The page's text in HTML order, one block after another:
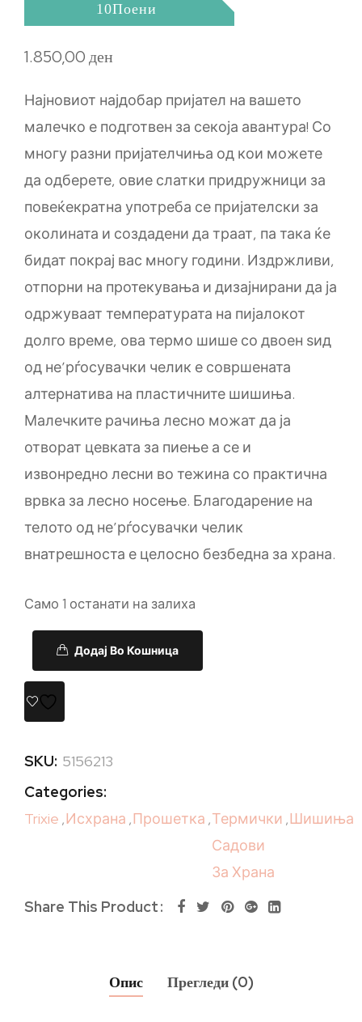
10Поени
1.850,00ден
Најновиот најдобар пријател на вашето
малечко е подготвен за секоја авантура! Со
многу разни пријателчиња од кои можете
да одберете, овие слатки придружници за
повеќекратна употреба се пријателски за
околината и создадени да траат, па така ќе
бидат покрај вас многу години. Издржливи,
отпорни на протекувања и дизајнирани да ја
одржуваат температурата на пијалокот
долго време, ова термо шише со двоен ѕид
од не’рѓосувачки челик е совршената
алтернатива на пластичните шишиња.
Малечките рачиња лесно можат да ја
отворат цевката за пиење а се и
извонредно лесни во тежина со практична
врвка за лесно носење. Благодарение на
телото од не’рѓосувачки челик
внатрешноста е целосно безбедна за храна.
Само 1 останати на залиха
Додај Во Кошница
SKU: 5156213
Categories:
Trixie ,Исхрана ,Прошетка ,Термички
Садови
За Храна
,Шишиња
Share This Product
Опис Прегледи (0)